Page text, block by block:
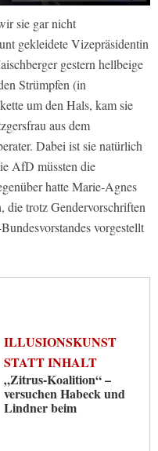
sie gar nicht
gekleidete Vizepräsidentin
gestern hellbeige
Strümpfen (in
um den Hals, kam sie
aus dem
Dabei ist sie natürlich
AfD müssten die
hatte Marie-Agnes
die trotz Gendervorschriften
vorgestellt
ILLUSIONSKUNST
STATT INHALT
„Zitrus-Koalition“ –
versuchen Habeck und
Lindner beim